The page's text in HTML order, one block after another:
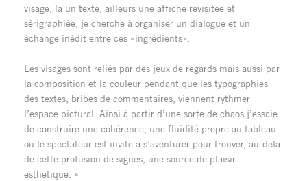
visage, là un texte, ailleurs une affiche revisitée et
sérigraphiée, je cherche à organiser un dialogue et un
échange inédit entre ces «ingrédients».
Les visages sont reliés par des jeux de regards mais aussi par
la composition et la couleur pendant que les typographies
des textes, bribes de commentaires, viennent rythmer
l’espace pictural. Ainsi à partir d’une sorte de chaos j’essaie
de construire une cohérence, une fluidité propre au tableau
où le spectateur est invité à s’aventurer pour trouver, au-delà
de cette profusion de signes, une source de plaisir
esthétique. »